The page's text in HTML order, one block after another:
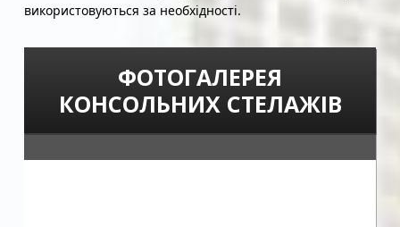
використовуються за необхідності.
ФОТОГАЛЕРЕЯ
КОНСОЛЬНИХ СТЕЛАЖІВ